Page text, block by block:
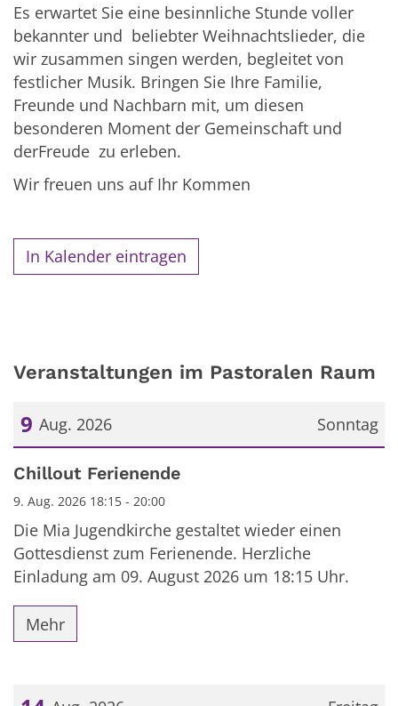
Es erwartet Sie eine besinnliche Stunde voller
bekannter und beliebter Weihnachtslieder, die
wir zusammen singen werden, begleitet von
festlicher Musik. Bringen Sie Ihre Familie,
Freunde und Nachbarn mit, um diesen
besonderen Moment der Gemeinschaft und
derFreude zu erleben.
Wir freuen uns auf Ihr Kommen
In Kalender eintragen
Veranstaltungen im Pastoralen Raum
Sonntag
9 Aug. 2026
Datum: 9. August 2026
Chillout Ferienende
9. Aug. 2026 18:15 - 20:00
Die Mia Jugendkirche gestaltet wieder einen
Gottesdienst zum Ferienende. Herzliche
Einladung am 09. August 2026 um 18:15 Uhr.
Mehr